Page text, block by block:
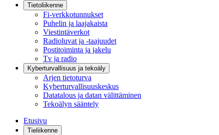
Tietoliikenne
Fi-verkkotunnukset
Puhelin ja laajakaista
Viestintäverkot
Radioluvat ja -taajuudet
Postitoiminta ja jakelu
Tv ja radio
Kyberturvallisuus ja tekoäly
Arjen tietoturva
Kyberturvallisuuskeskus
Datatalous ja datan välittäminen
Tekoälyn sääntely
Etusivu
Tieliikenne